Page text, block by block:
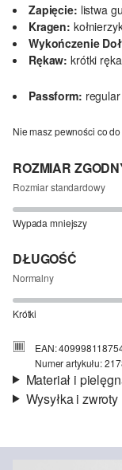
Zapięcie: listwa
Kragen:
Wykończenie
Rękaw: krótki
Passform:
Nie masz pewności co
ROZMIAR
Rozmiar standardowy
Wypada mniejszy
DŁUGOŚĆ
Normalny
Krótki
EAN:
Numer artykułu:
Materiał i
Wysyłka i zwroty